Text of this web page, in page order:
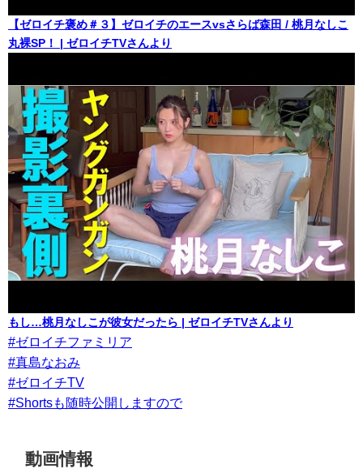
【ゼロイチ褒め＃３】ゼロイチのエースvsさらば森田 / 桃月なしこ
丸裸SP！ | ゼロイチTVさんより
もし…桃月なしこが彼女だったら | ゼロイチTVさんより
#ゼロイチファミリア
#真島なおみ
#ゼロイチTV
#Shortsも随時公開しますので
動画情報